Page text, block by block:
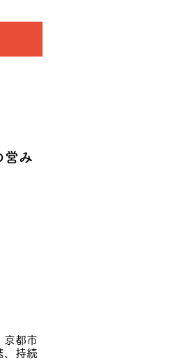
営み
京都市
、持続